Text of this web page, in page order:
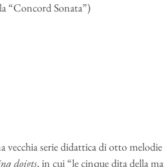
“Concord Sonata”)
vecchia serie didattica di otto
doigts, in cui “le cinque dita della